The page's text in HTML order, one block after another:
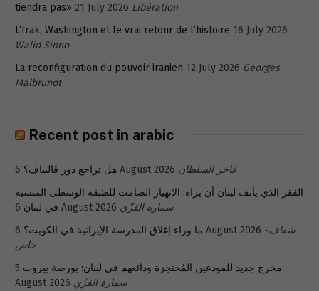
tiendra pas» 21 July 2026 Libération
L’Irak, Washington et le vrai retour de l’histoire 16 July 2026
Walid Sinno
La reconfiguration du pouvoir iranien 12 July 2026 Georges
Malbrunot
Recent post in arabic
هل تراجع دور قاليباف؟ 6 August 2026 فاخر السلطان
الفقر الذي يأنف لبنان أن يراه: الانهيار الصامت للطبقة الوسطى المنسية
في لبنان 6 August 2026 سمارة القزّي
ما وراء إغلاق المدرسة الإيرانية في الكويت؟ 6 August 2026 شفاف-
خاص
مخرج جديد للمودعين المُحتجزة ودائعهم في لبنان: بورصة بيروت 5
August 2026 سمارة القزّي